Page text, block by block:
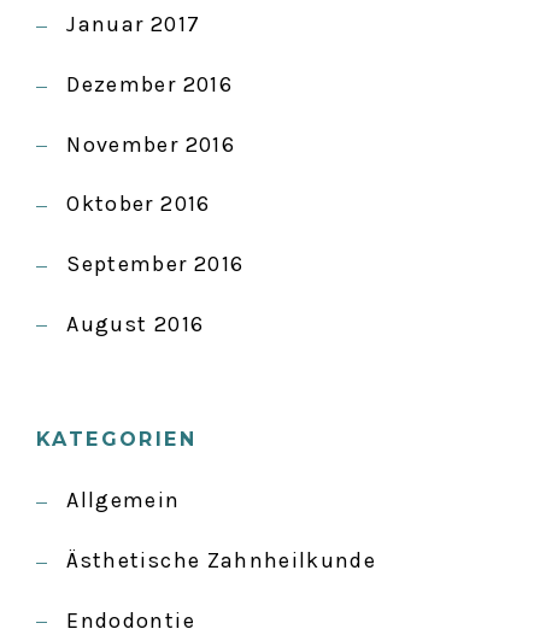
Januar 2017
Dezember 2016
November 2016
Oktober 2016
September 2016
August 2016
KATEGORIEN
Allgemein
Ästhetische Zahnheilkunde
Endodontie